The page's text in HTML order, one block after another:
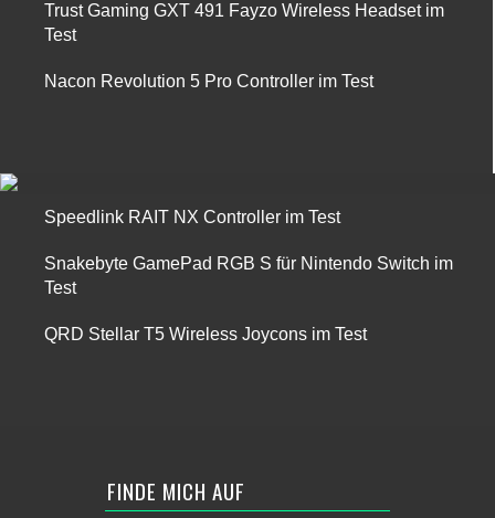
Trust Gaming GXT 491 Fayzo Wireless Headset im
Test
Nacon Revolution 5 Pro Controller im Test
Speedlink RAIT NX Controller im Test
Snakebyte GamePad RGB S für Nintendo Switch im
Test
QRD Stellar T5 Wireless Joycons im Test
FINDE MICH AUF